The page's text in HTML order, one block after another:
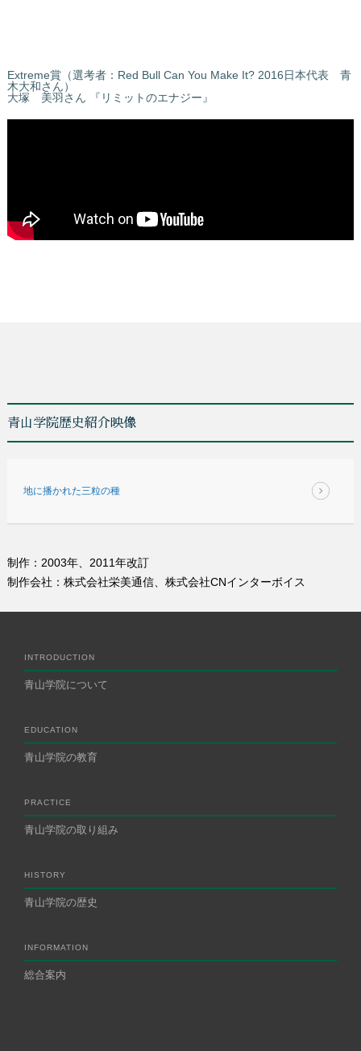
Extreme賞（選考者：Red Bull Can You Make It? 2016日本代表 青
木大和さん）
大塚 美羽さん 『リミットのエナジー』
青山学院歴史紹介映像
地に播かれた三粒の種
制作：2003年、2011年改訂
制作会社：株式会社栄美通信、株式会社CNインターボイス
INTRODUCTION
青山学院について
EDUCATION
青山学院の教育
PRACTICE
青山学院の取り組み
HISTORY
青山学院の歴史
INFORMATION
総合案内